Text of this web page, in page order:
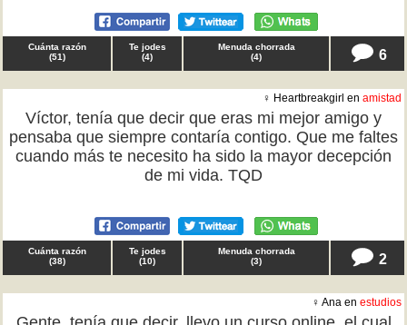
Cuánta razón
(51)
Te jodes
(4)
Menuda chorrada
(4) 6
♀ Heartbreakgirl en amistad
Víctor, tenía que decir que eras mi mejor amigo y
pensaba que siempre contaría contigo. Que me faltes
cuando más te necesito ha sido la mayor decepción
de mi vida. TQD
Cuánta razón
(38)
Te jodes
(10)
Menuda chorrada
(3) 2
♀ Ana en estudios